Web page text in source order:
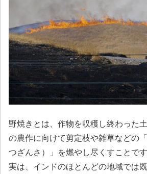
野焼きとは、作物を収穫し終わった
の農作に向けて剪定枝や雑草などの
つざんさ）」を燃やし尽くすことです
実は、インドのほとんどの地域では